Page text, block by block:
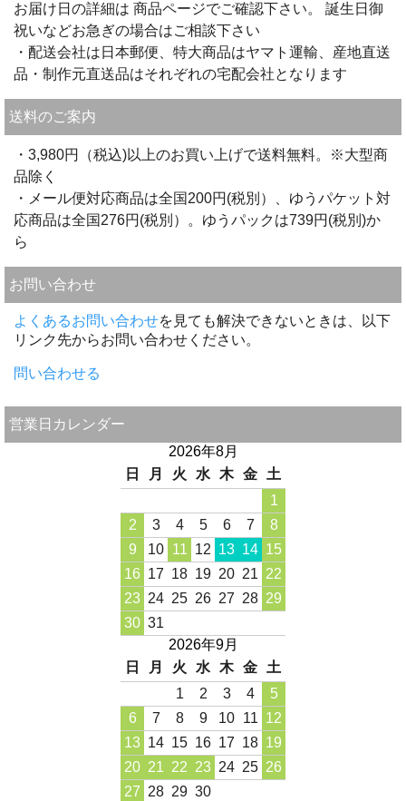
お届け日の詳細は 商品ページでご確認下さい。 誕生日御
祝いなどお急ぎの場合はご相談下さい
・配送会社は日本郵便、特大商品はヤマト運輸、産地直送
品・制作元直送品はそれぞれの宅配会社となります
送料のご案内
・3,980円（税込)以上のお買い上げで送料無料。※大型商
品除く
・メール便対応商品は全国200円(税別）、ゆうパケット対
応商品は全国276円(税別）。ゆうパックは739円(税別)か
ら
お問い合わせ
よくあるお問い合わせを見ても解決できないときは、以下
リンク先からお問い合わせください。
問い合わせる
営業日カレンダー
2026年8月
日
月 火 水 木 金 土
1
2
3 4 5 6 7
8
9
10 11 12 13 14 15
16 17 18 19 20 21 22
23 24 25 26 27 28 29
30 31
2026年9月
日
月 火 水 木 金 土
1
2 3 4
5
6
7 8 9 10 11 12
13 14 15 16 17 18 19
20 21 22 23 24 25 26
27 28 29 30